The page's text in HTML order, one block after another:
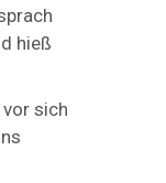
hieß
sich